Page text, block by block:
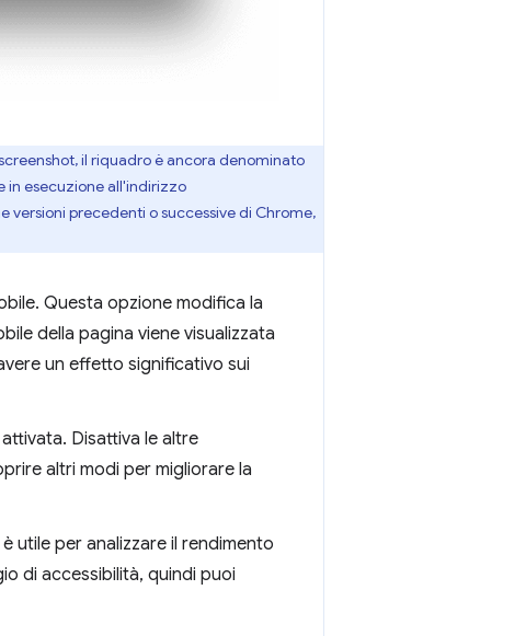
il riquadro è ancora denominato
in esecuzione all'indirizzo
versioni precedenti o successive di Chrome,
Questa opzione modifica la
della pagina viene visualizzata
un effetto significativo sui
Disattiva le altre
altri modi per migliorare la
utile per analizzare il rendimento
di accessibilità, quindi puoi